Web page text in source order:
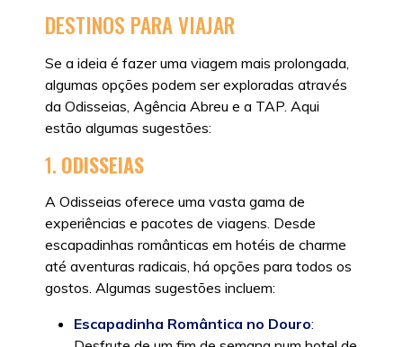
DESTINOS PARA VIAJAR
Se a ideia é fazer uma viagem mais prolongada,
algumas opções podem ser exploradas através
da Odisseias, Agência Abreu e a TAP. Aqui
estão algumas sugestões:
1. ODISSEIAS
A Odisseias oferece uma vasta gama de
experiências e pacotes de viagens. Desde
escapadinhas românticas em hotéis de charme
até aventuras radicais, há opções para todos os
gostos. Algumas sugestões incluem:
Escapadinha Romântica no Douro: